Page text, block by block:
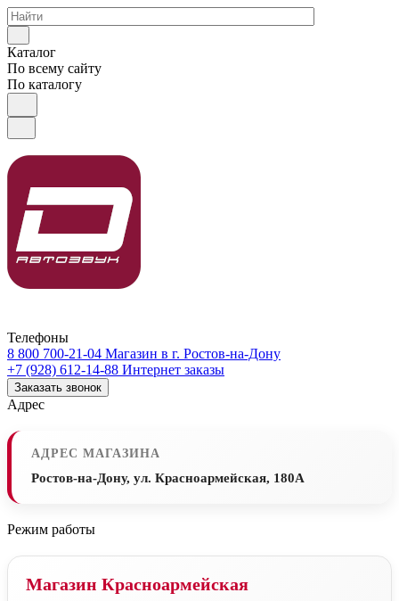
Каталог
По всему сайту
По каталогу
Телефоны
8 800 700-21-04 Магазин в г. Ростов-на-Дону
+7 (928) 612-14-88 Интернет заказы
Заказать звонок
Адрес
АДРЕС МАГАЗИНА
Ростов-на-Дону, ул. Красноармейская, 180А
Режим работы
Магазин Красноармейская